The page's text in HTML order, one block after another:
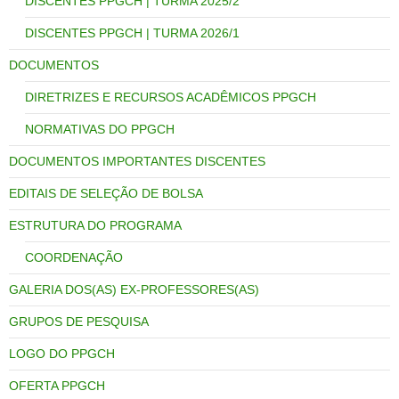
DISCENTES PPGCH | TURMA 2026/1
DOCUMENTOS
DIRETRIZES E RECURSOS ACADÊMICOS PPGCH
NORMATIVAS DO PPGCH
DOCUMENTOS IMPORTANTES DISCENTES
EDITAIS DE SELEÇÃO DE BOLSA
ESTRUTURA DO PROGRAMA
COORDENAÇÃO
GALERIA DOS(AS) EX-PROFESSORES(AS)
GRUPOS DE PESQUISA
LOGO DO PPGCH
OFERTA PPGCH